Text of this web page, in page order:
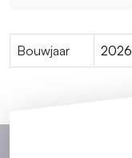
Bouwjaar 2026